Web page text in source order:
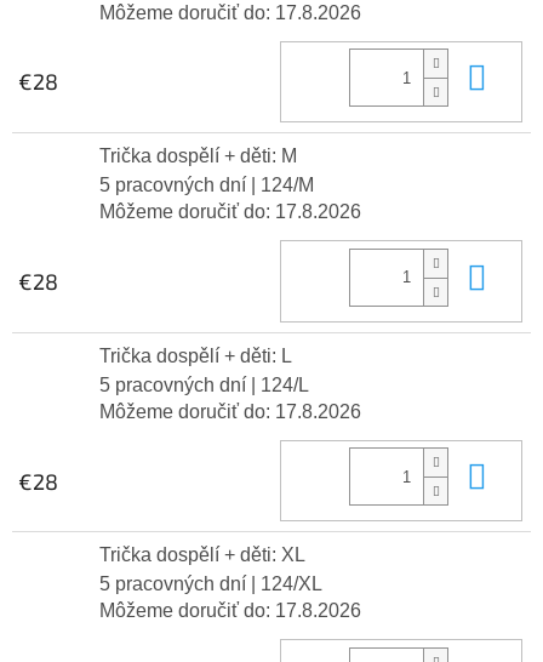
Môžeme doručiť do: 17.8.2026
€28
Trička dospělí + děti: M
5 pracovných dní
| 124/M
Môžeme doručiť do: 17.8.2026
€28
Trička dospělí + děti: L
5 pracovných dní
| 124/L
Môžeme doručiť do: 17.8.2026
€28
Trička dospělí + děti: XL
5 pracovných dní
| 124/XL
Môžeme doručiť do: 17.8.2026